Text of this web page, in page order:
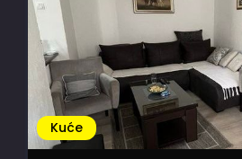
Kuće